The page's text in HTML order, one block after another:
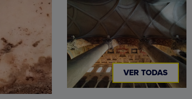
VER TODAS